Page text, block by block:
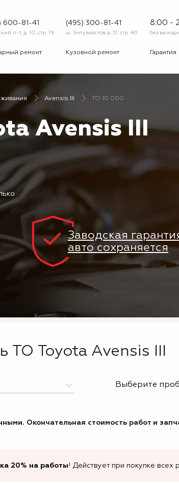
600-81-41
п-т, д. 10, стр. 19
(495) 300-81-41
ш. Энтузиастов д. 31, стр. 40
8:00 -
без
ремонт Кузовной ремонт Гарантия
ответ
Вакансии
Avensis III ТО 10 000
Avensis III
Заводская
авто сохраняется
ТО Toyota Avensis III
Выберите
Окончательная стоимость работ и
20% на работы! Действует при покупке всех